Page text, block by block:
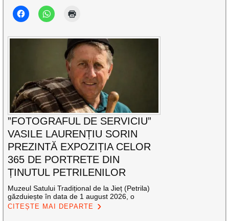
”FOTOGRAFUL DE SERVICIU”
VASILE LAURENȚIU SORIN
PREZINTĂ EXPOZIȚIA CELOR
365 DE PORTRETE DIN
ȚINUTUL PETRILENILOR
Muzeul Satului Tradițional de la Jieț (Petrila)
găzduiește în data de 1 august 2026, o
CITEȘTE MAI DEPARTE